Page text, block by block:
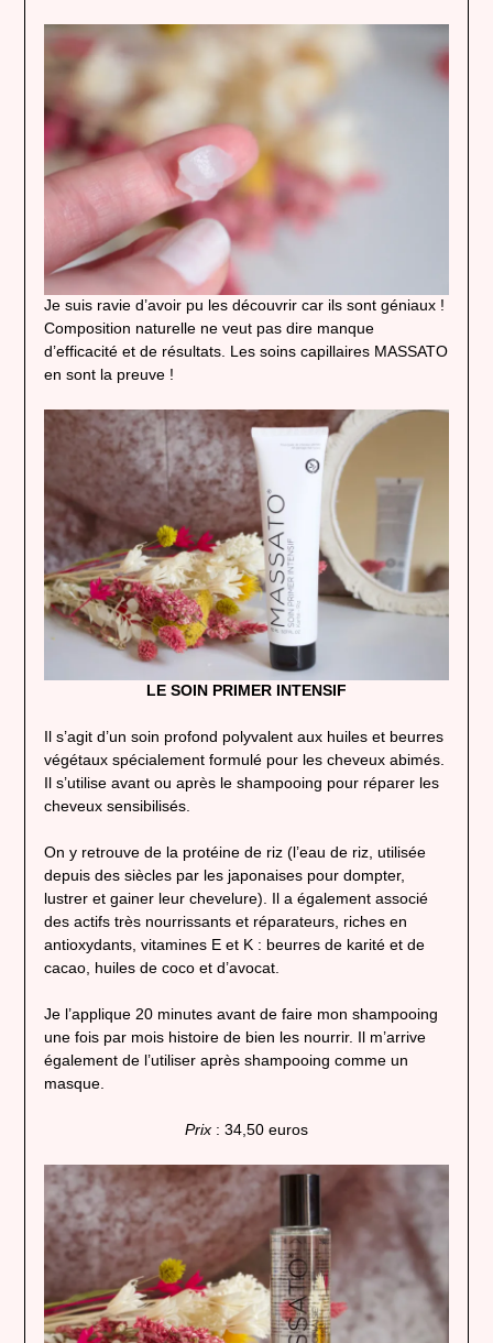
Je suis ravie d’avoir pu les découvrir car ils sont géniaux !
Composition naturelle ne veut pas dire manque
d’efficacité et de résultats. Les soins capillaires MASSATO
en sont la preuve !
LE SOIN PRIMER INTENSIF
Il s’agit d’un soin profond polyvalent aux huiles et beurres
végétaux spécialement formulé pour les cheveux abimés.
Il s’utilise avant ou après le shampooing pour réparer les
cheveux sensibilisés.
On y retrouve de la protéine de riz (l’eau de riz, utilisée
depuis des siècles par les japonaises pour dompter,
lustrer et gainer leur chevelure). Il a également associé
des actifs très nourrissants et réparateurs, riches en
antioxydants, vitamines E et K : beurres de karité et de
cacao, huiles de coco et d’avocat.
Je l’applique 20 minutes avant de faire mon shampooing
une fois par mois histoire de bien les nourrir. Il m’arrive
également de l’utiliser après shampooing comme un
masque.
Prix : 34,50 euros